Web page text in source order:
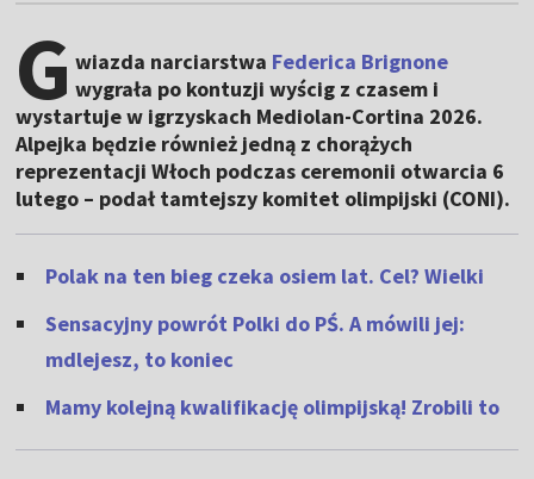
G wiazda narciarstwa Federica Brignone
wygrała po kontuzji wyścig z czasem i
wystartuje w igrzyskach Mediolan-Cortina 2026.
Alpejka będzie również jedną z chorążych
reprezentacji Włoch podczas ceremonii otwarcia 6
lutego – podał tamtejszy komitet olimpijski (CONI).
Polak na ten bieg czeka osiem lat. Cel? Wielki
Sensacyjny powrót Polki do PŚ. A mówili jej:
mdlejesz, to koniec
Mamy kolejną kwalifikację olimpijską! Zrobili to